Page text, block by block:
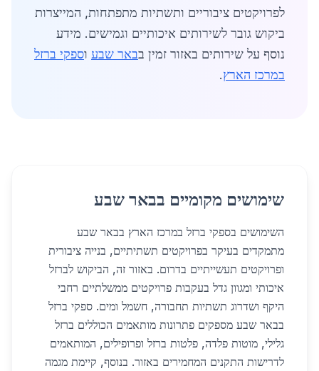
לפרויקטים ציבוריים ותשתיות מתפתחות, המייצרות
ביקוש גובר לשירותים איכותיים וגמישים. מידע
נוסף על שירותים באזור זמין בבאר שבע וספקי ברזל
במרכז הארץ.
שימושים מקומיים בבאר שבע
השימושים בספקי ברזל במרכז הארץ בבאר שבע
מתמקדים בעיקר בפרויקטים תשתיתיים, בנייה ציבורית
ופרויקטים תעשייתיים בדרום. באזור זה, הביקוש לברזל
איכותי ומגוון גדל בעקבות פרויקטים ממשלתיים רחבי
היקף ושדרוג תשתיות תחבורה, חשמל ומים. ספקי ברזל
בבאר שבע מספקים פתרונות מותאמים הכוללים ברזל
גלילי, מוטות פלדה, פלטות ברזל ופרופילים, המותאמים
לדרישות התקנים המחמירים באזור. בנוסף, קיימת מגמה